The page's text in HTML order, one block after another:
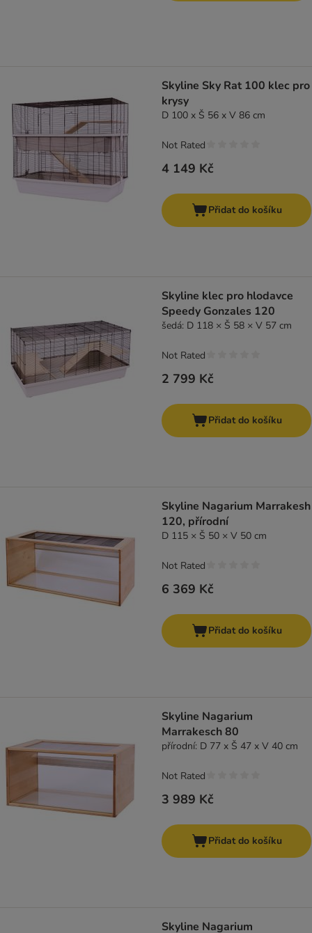
Skyline Sky Rat 100 klec pro
krysy
D 100 x Š 56 x V 86 cm
4 149 Kč
Not Rated
Přidat do košíku
Skyline klec pro hlodavce
Speedy Gonzales 120
šedá: D 118 × Š 58 × V 57 cm
2 799 Kč
Not Rated
Přidat do košíku
Skyline Nagarium Marrakesh
120, přírodní
D 115 × Š 50 × V 50 cm
6 369 Kč
Not Rated
Přidat do košíku
Skyline Nagarium
Marrakesch 80
přírodní: D 77 x Š 47 x V 40 cm
3 989 Kč
Not Rated
Přidat do košíku
Skyline Nagarium